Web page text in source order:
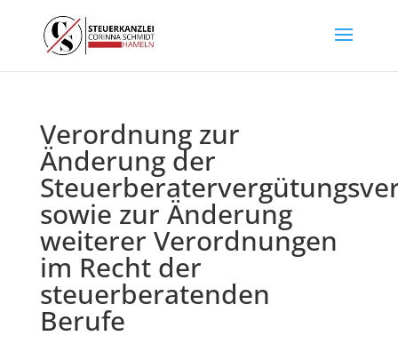
Verordnung zur
Änderung der
sowie zur Änderung
weiterer Verordnungen
im Recht der
steuerberatenden
Berufe